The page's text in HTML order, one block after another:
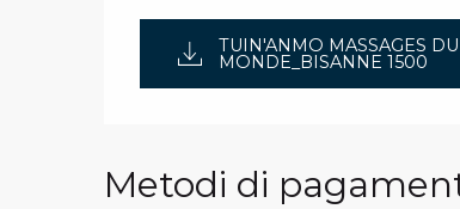
TUIN'ANMO MASSAGES DU
MONDE_BISANNE 1500
Metodi di